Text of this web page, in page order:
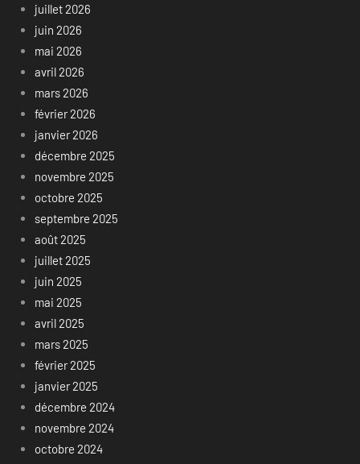
juillet 2026
juin 2026
mai 2026
avril 2026
mars 2026
février 2026
janvier 2026
décembre 2025
novembre 2025
octobre 2025
septembre 2025
août 2025
juillet 2025
juin 2025
mai 2025
avril 2025
mars 2025
février 2025
janvier 2025
décembre 2024
novembre 2024
octobre 2024